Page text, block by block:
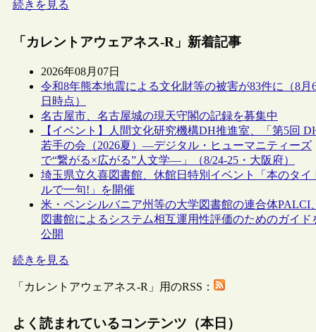
続きを見る
「カレントアウェアネス-R」新着記事
2026年08月07日
令和8年熊本地震による文化財等の被害が83件に（8月
日時点）
名古屋市、名古屋城の現天守閣の記録を募集中
【イベント】人間文化研究機構DH推進室、「第5回
若手の会（2026夏）―デジタル・ヒューマニティーズ
で“繋がる×広がる”人文学―」（8/24-25・大阪府）
埼玉県立久喜図書館、休館日特別イベント「本のタイ
ルで一句!」を開催
米・ペンシルバニア州等の大学図書館の連合体PALCI、
図書館によるシステム相互運用性評価のためのガイド
公開
続きを見る
「カレントアウェアネス-R」用のRSS：
よく読まれているコンテンツ（本日）